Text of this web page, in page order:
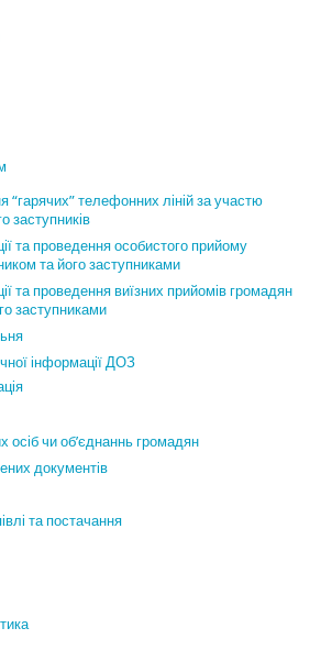
“гарячих” телефонних ліній за участю
заступників
та проведення особистого прийому
та його заступниками
та проведення виїзних прийомів громадян
заступниками
інформації ДОЗ
осіб чи об’єднаннь громадян
документів
та постачання